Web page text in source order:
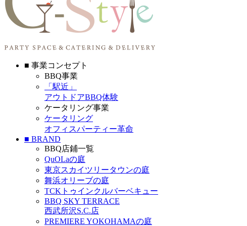
■ 事業コンセプト
BBQ事業
「駅近」
アウトドアBBQ体験
ケータリング事業
ケータリング
オフィスパーティー革命
■ BRAND
BBQ店鋪一覧
QuOLaの庭
東京スカイツリータウンの庭
舞浜オリーブの庭
TCKトゥインクルバーベキュー
BBQ SKY TERRACE
西武所沢S.C.店
PREMIERE YOKOHAMAの庭